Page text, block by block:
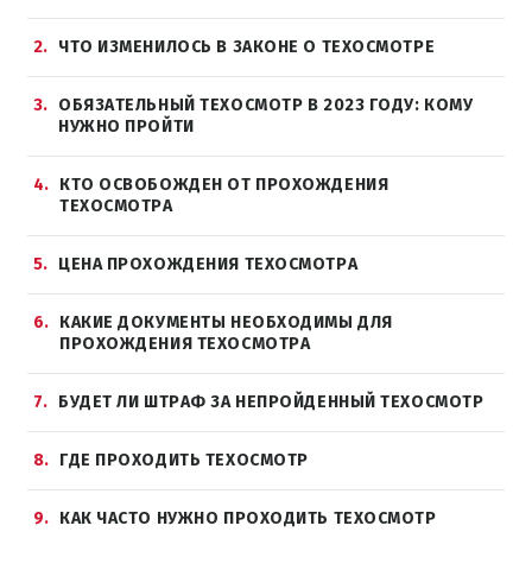
2 ЧТО ИЗМЕНИЛОСЬ В ЗАКОНЕ О ТЕХОСМОТРЕ
3
ОБЯЗАТЕЛЬНЫЙ ТЕХОСМОТР В 2023 ГОДУ: КОМУ
НУЖНО ПРОЙТИ
4
КТО ОСВОБОЖДЕН ОТ ПРОХОЖДЕНИЯ
ТЕХОСМОТРА
5 ЦЕНА ПРОХОЖДЕНИЯ ТЕХОСМОТРА
6
КАКИЕ ДОКУМЕНТЫ НЕОБХОДИМЫ ДЛЯ
ПРОХОЖДЕНИЯ ТЕХОСМОТРА
7 БУДЕТ ЛИ ШТРАФ ЗА НЕПРОЙДЕННЫЙ ТЕХОСМОТР
8 ГДЕ ПРОХОДИТЬ ТЕХОСМОТР
9 КАК ЧАСТО НУЖНО ПРОХОДИТЬ ТЕХОСМОТР